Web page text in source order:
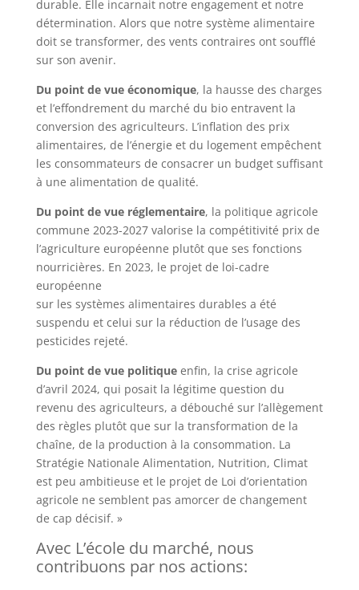
durable. Elle incarnait notre engagement et notre
détermination. Alors que notre système alimentaire
doit se transformer, des vents contraires ont soufflé
sur son avenir.
Du point de vue économique, la hausse des charges
et l’effondrement du marché du bio entravent la
conversion des agriculteurs. L’inflation des prix
alimentaires, de l’énergie et du logement empêchent
les consommateurs de consacrer un budget suffisant
à une alimentation de qualité.
Du point de vue réglementaire, la politique agricole
commune 2023-2027 valorise la compétitivité prix de
l’agriculture européenne plutôt que ses fonctions
nourricières. En 2023, le projet de loi-cadre
européenne
sur les systèmes alimentaires durables a été
suspendu et celui sur la réduction de l’usage des
pesticides rejeté.
Du point de vue politiqueenfin, la crise agricole
d’avril 2024, qui posait la légitime question du
revenu des agriculteurs, a débouché sur l’allègement
des règles plutôt que sur la transformation de la
chaîne, de la production à la consommation. La
Stratégie Nationale Alimentation, Nutrition, Climat
est peu ambitieuse et le projet de Loi d’orientation
agricole ne semblent pas amorcer de changement
de cap décisif. »
Avec L’école du marché, nous
contribuons par nos actions: